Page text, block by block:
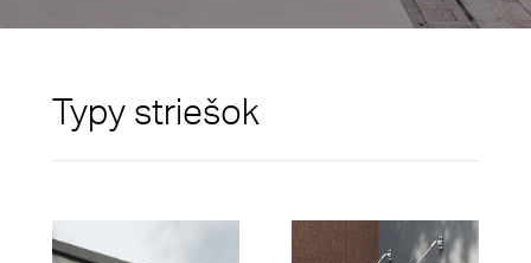
Typy striešok